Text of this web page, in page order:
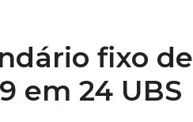
fixo de
em 24 UBS